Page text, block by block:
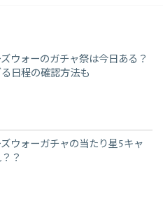
ウォーのガチャ祭は今日ある？
日程の確認方法も
ウォーガチャの当たり星5キャ
？